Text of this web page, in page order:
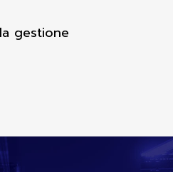
gestione